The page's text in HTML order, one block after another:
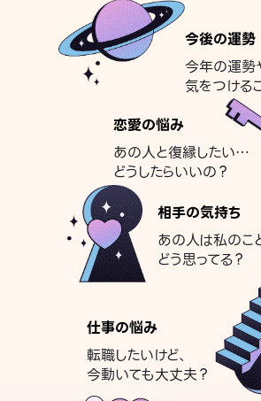
今後の運勢
今年の運勢
気をつける
恋愛の悩み
あの人と復縁したい…
どうしたらいいの？
相手の気持ち
あの人は私のこ
どう思ってる？
仕事の悩み
転職したいけど、
今動いても大丈夫？